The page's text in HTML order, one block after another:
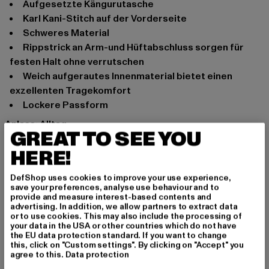
Aufgesetzte Kängurutasche
Karl Kani-Stitch auf der Vorderseite
Schweres Material
Rippstrick an Arm-und Hüftabschluss sorgen für
festen Halt ohne verrutschen
Weich aufgerautes Innenmaterial bietet einen
exzellenten Tragekomfort
Lockere Passform
Anlass: Alltag
Ausschnitt: Kapuze
Ärmelart: Langarm
Marke: Karl Kani
Kat.: Sweat & Fleece - Hoodies
Farbe: schwarz
Hersteller Farbe: black
Materialzusammensetzung: 100% Baumwolle
Art.Nr: 6021505-00007
GREAT TO SEE YOU
HERE!
DefShop uses cookies to improve your use experience,
save your preferences, analyse use behaviour and to
provide and measure interest-based contents and
advertising. In addition, we allow partners to extract data
or to use cookies. This may also include the processing of
your data in the USA or other countries which do not have
the EU data protection standard. If you want to change
this, click on "Custom settings". By clicking on "Accept" you
agree to this. Data protection